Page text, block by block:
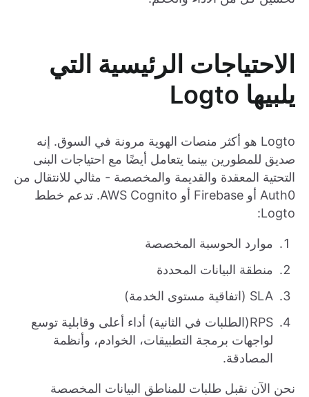
الاحتياجات الرئيسية التي
يلبيها Logto
Logto هو أكثر منصات الهوية مرونة في السوق. إنه
صديق للمطورين بينما يتعامل أيضًا مع احتياجات البنى
التحتية المعقدة والقديمة والمخصصة - مثالي للانتقال من
Auth0 أو Firebase أو AWS Cognito. تدعم خطط
Logto:
موارد الحوسبة المخصصة
منطقة البيانات المحددة
SLA (اتفاقية مستوى الخدمة)
RPS(الطلبات في الثانية) أداء أعلى وقابلية توسع
لواجهات برمجة التطبيقات، الخوادم، وأنظمة
المصادقة.
نحن الآن نقبل طلبات للمناطق البيانات المخصصة